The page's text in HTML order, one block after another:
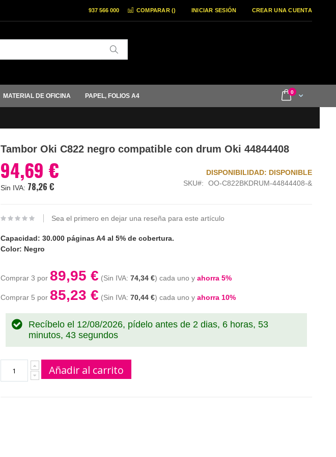
COMPARAR () INICIAR SESIÓN CREAR UNA CUENTA
937 566 000
Cart
0items
MATERIAL DE OFICINA PAPEL, FOLIOS A4
Tambor Oki C822 negro compatible con drum Oki 44844408
94,69 €
78,26 €
DISPONIBILIDAD: DISPONIBLE
SKU
OO-C822BKDRUM-44844408-&
Sea el primero en dejar una reseña para este artículo
Capacidad: 30.000 páginas A4 al 5% de cobertura.
Color: Negro
Comprar 3 por 89,95 € 74,34 € cada uno y ahorra 5%
Comprar 5 por 85,23 € 70,44 € cada uno y ahorra 10%
Recíbelo el 12/08/2026, pídelo antes de 2 dias, 6 horas, 53
minutos, 42 segundos
Añadir al carrito